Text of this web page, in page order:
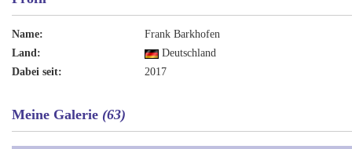
Name:
Frank Barkhofen
Land:
Deutschland
Dabei seit:
2017
Meine Galerie (63)